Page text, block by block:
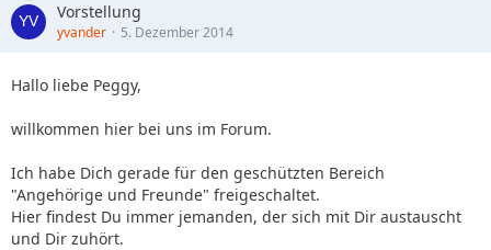
Vorstellung
yvander 5. Dezember 2014
Hallo liebe Peggy,
willkommen hier bei uns im Forum.
Ich habe Dich gerade für den geschützten Bereich
"Angehörige und Freunde" freigeschaltet.
Hier findest Du immer jemanden, der sich mit Dir austauscht
und Dir zuhört.